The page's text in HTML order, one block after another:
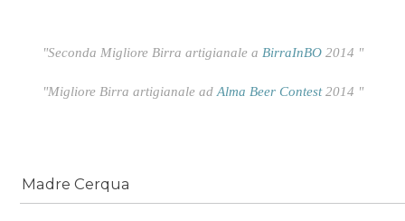
"Seconda Migliore Birra artigianale a BirraInBO 2014 "
"Migliore Birra artigianale adAlma Beer Contest2014 "
Madre Cerqua